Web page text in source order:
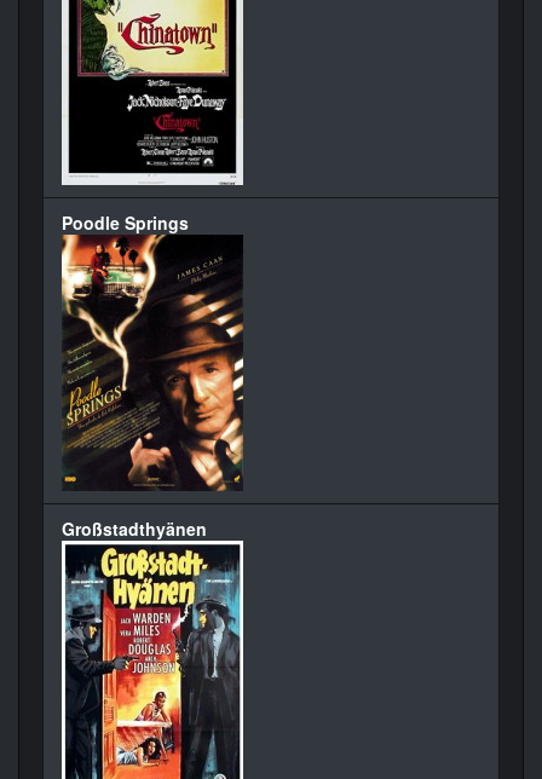
Poodle Springs
Großstadthyänen